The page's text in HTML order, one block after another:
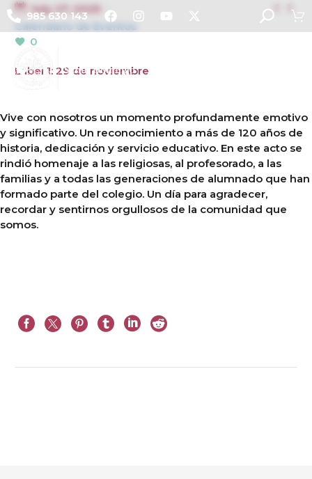
985 630 143  
July 27, 2025
Calendario de Eventos
0
Label 1: 29 de noviembre
Vive con nosotros un momento profundamente emotivo
y significativo. Un reconocimiento a más de 120 años de
historia, dedicación y servicio educativo. En este acto se
rindió homenaje a las religiosas, al profesorado, a las
familias y a todas las generaciones de alumnado que han
formado parte del colegio. Un día para agradecer,
recordar y sentirnos orgullosos de la comunidad que
somos.